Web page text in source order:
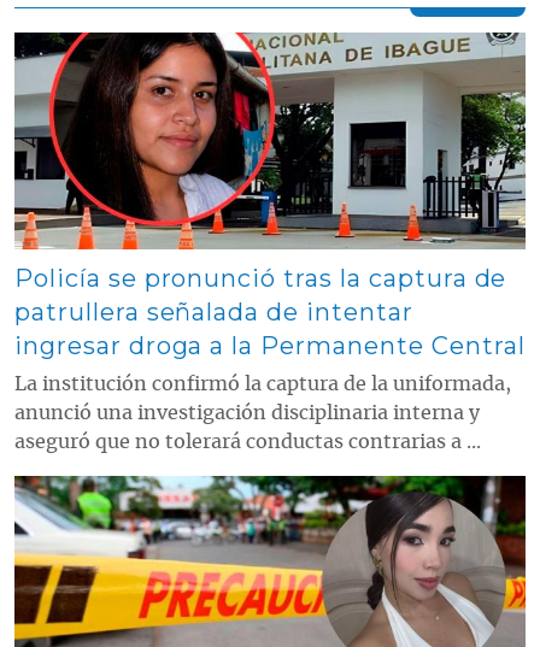
Contenido multimedia principal
Policía se pronunció tras la captura de
patrullera señalada de intentar
ingresar droga a la Permanente Central
La institución confirmó la captura de la uniformada,
anunció una investigación disciplinaria interna y
aseguró que no tolerará conductas contrarias a ...
Contenido multimedia principal